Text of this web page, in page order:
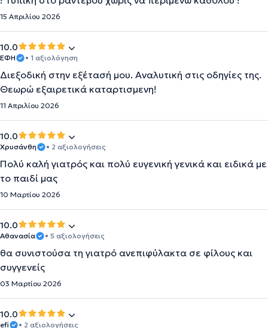
15 Απριλίου 2026
10.0
ΕΦΗ • 1 αξιολόγηση
Διεξοδική στην εξέτασή μου. Αναλυτική στις οδηγίες της.
Θεωρώ εξαιρετικά καταρτισμενη!
11 Απριλίου 2026
10.0
Χρυσάνθη • 2 αξιολογήσεις
Πολύ καλή γιατρός και πολύ ευγενική γενικά και ειδικά με
το παιδί μας
10 Μαρτίου 2026
10.0
Αθανασία • 5 αξιολογήσεις
θα συνιστούσα τη γιατρό ανεπιφύλακτα σε φίλους και
συγγενείς
03 Μαρτίου 2026
10.0
efi • 2 αξιολογήσεις